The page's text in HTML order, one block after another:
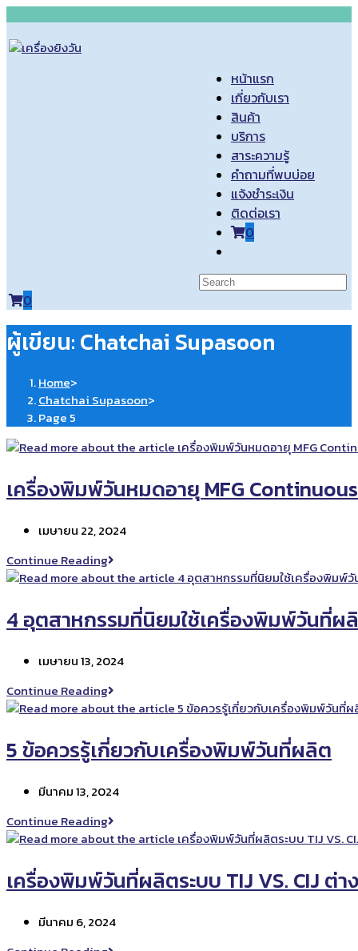
content
หน้าแรก
เกี่ยวกับเรา
สินค้า
บริการ
สาระความรู้
คำถามที่พบบ่อย
แจ้งชำระเงิน
ติดต่อเรา
0
website
search
0
ผู้เขียน:Chatchai Supasoon
Home>
Chatchai Supasoon>
Page 5
เครื่องพิมพ์วันหมดอายุ MFG
Post
เมษายน 22, 2024
Continue Readingเครื่องพิมพ์
วัน
อายุ
MFG
Inkjet
4 อุตสาหกรรมที่นิยมใช้เครื่องพิมพ์วันที่ผ
Post
เมษายน 13, 2024
Continue Reading4
อุตสาหกรรม
นิยม
ใช้
วัน
ที่
ผลิต
5 ข้อควรรู้เกี่ยวกับเครื่องพิมพ์วันที่ผลิต
Post
มีนาคม 13, 2024
Continue Reading5
ข้อ
รู้
เกี่ยว
เครื่องพิมพ์
วัน
เครื่องพิมพ์วันที่ผลิตระบบ TIJ VS. CIJ ต่า
Post
มีนาคม 6, 2024